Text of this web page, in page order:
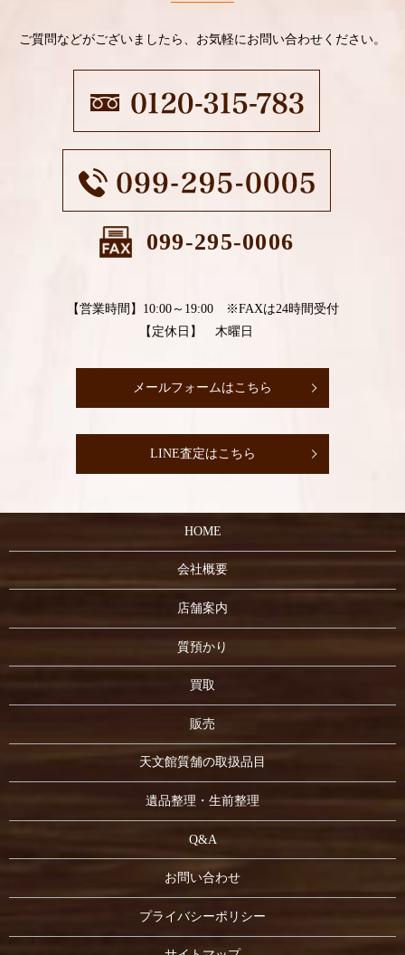
ご質問などがございましたら、お気軽にお問い合わせください。
099-295-0006
【営業時間】10:00～19:00 ※FAXは24時間受付
【定休日】 木曜日
メールフォームはこちら
LINE査定はこちら
HOME
会社概要
店舗案内
質預かり
買取
販売
天文館質舗の取扱品目
遺品整理・生前整理
Q&A
お問い合わせ
プライバシーポリシー